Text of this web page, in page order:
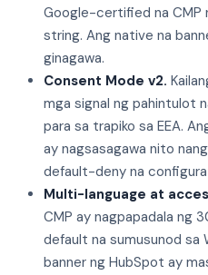
Google-certified na CMP
string. Ang native na
ginagawa.
Consent Mode v2.
mga signal ng pahintulot
para sa trapiko sa EEA.
ay nagsasagawa nito
default-deny na
Multi-language at
CMP ay nagpapadala ng
default na sumusunod sa
banner ng HubSpot ay